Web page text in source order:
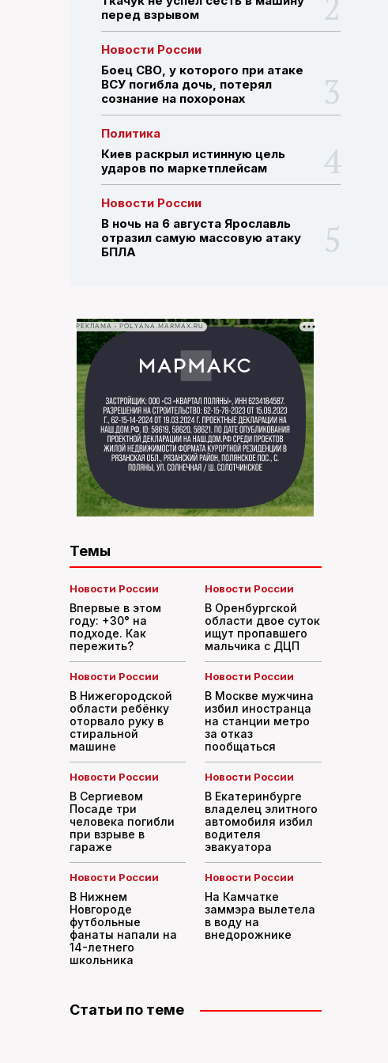
ПОИСК ПО САЙТУ
перед взрывом
Новости России
Боец СВО, у которого при атаке
ВСУ погибла дочь, потерял
сознание на похоронах
Политика
Киев раскрыл истинную цель
ударов по маркетплейсам
Новости России
В ночь на 6 августа Ярославль
отразил самую массовую атаку
БПЛА
РЕКЛАМА • POLYANA.MARMAX.RU
Темы
Новости России
Впервые в этом
году: +30° на
подходе. Как
пережить?
Новости России
В Оренбургской
области двое суток
ищут пропавшего
мальчика с ДЦП
Новости России
В Нижегородской
области ребёнку
оторвало руку в
стиральной
машине
Новости России
В Москве мужчина
избил иностранца
на станции метро
за отказ
пообщаться
Новости России
В Сергиевом
Посаде три
человека погибли
при взрыве в
гараже
Новости России
В Екатеринбурге
владелец элитного
автомобиля избил
водителя
эвакуатора
Новости России
В Нижнем
Новгороде
футбольные
фанаты напали на
14-летнего
школьника
Новости России
На Камчатке
заммэра вылетела
в воду на
внедорожнике
Статьи по теме